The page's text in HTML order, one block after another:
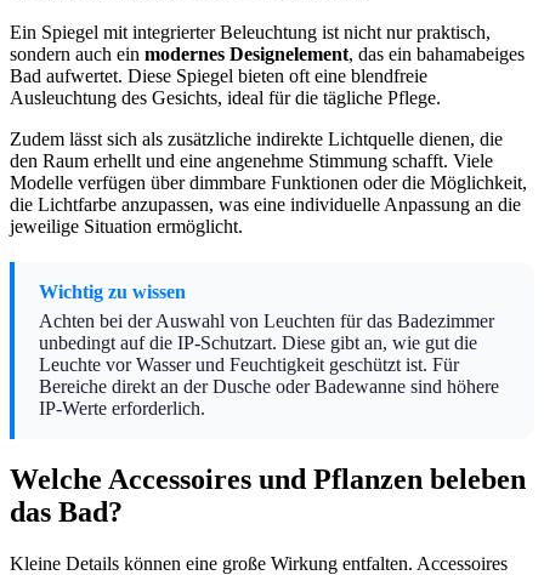
Ein Spiegel mit integrierter Beleuchtung ist nicht nur praktisch,
sondern auch ein modernes Designelement, das ein bahamabeiges
Bad aufwertet. Diese Spiegel bieten oft eine blendfreie
Ausleuchtung des Gesichts, ideal für die tägliche Pflege.
Zudem lässt sich als zusätzliche indirekte Lichtquelle dienen, die
den Raum erhellt und eine angenehme Stimmung schafft. Viele
Modelle verfügen über dimmbare Funktionen oder die Möglichkeit,
die Lichtfarbe anzupassen, was eine individuelle Anpassung an die
jeweilige Situation ermöglicht.
Wichtig zu wissen
Achten bei der Auswahl von Leuchten für das Badezimmer
unbedingt auf die IP-Schutzart. Diese gibt an, wie gut die
Leuchte vor Wasser und Feuchtigkeit geschützt ist. Für
Bereiche direkt an der Dusche oder Badewanne sind höhere
IP-Werte erforderlich.
Welche Accessoires und Pflanzen beleben
das Bad?
Kleine Details können eine große Wirkung entfalten. Accessoires